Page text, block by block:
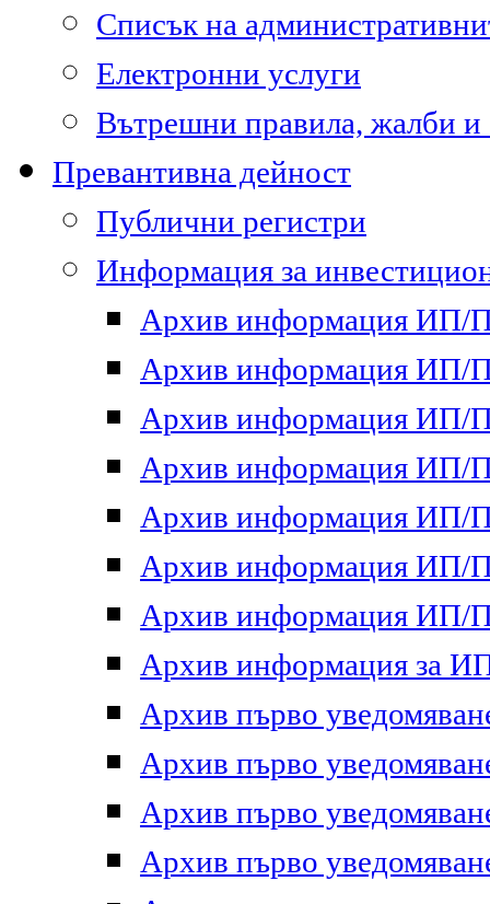
Списък на
Електронни услуги
Вътрешни правила, жалби и
Превантивна дейност
Публични регистри
Информация за
Архив информация ИП/
Архив информация ИП/
Архив информация ИП/
Архив информация ИП/
Архив информация ИП/
Архив информация ИП/
Архив информация ИП/
Архив информация за
Архив първо
Архив първо
Архив първо
Архив първо